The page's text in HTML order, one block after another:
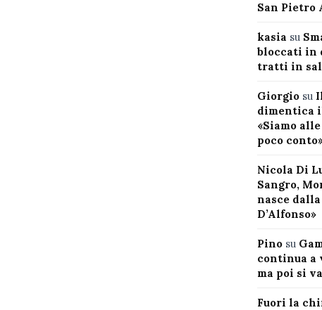
San Pietro
kasia su
bloccati in
tratti in
Giorgiosu
dimentica
«Siamo
poco
Nicola Di
Sangro,
nasce
D’Alfonso»
Pinosu
continua a
ma poi si
Fuori la